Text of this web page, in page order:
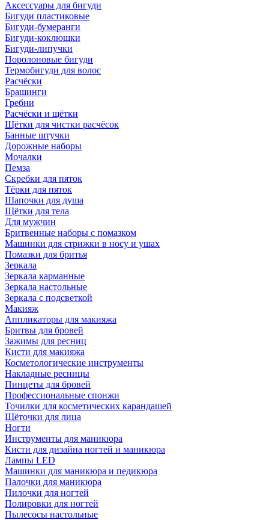
Аксессуары для бигуди
Бигуди пластиковые
Бигуди-бумеранги
Бигуди-коклюшки
Бигуди-липучки
Поролоновые бигуди
Термобигуди для волос
Расчёски
Брашинги
Гребни
Расчёски и щётки
Щётки для чистки расчёсок
Банные штучки
Дорожные наборы
Мочалки
Пемза
Скребки для пяток
Тёрки для пяток
Шапочки для душа
Щётки для тела
Для мужчин
Бритвенные наборы с помазком
Машинки для стрижки в носу и ушах
Помазки для бритья
Зеркала
Зеркала карманные
Зеркала настольные
Зеркала с подсветкой
Макияж
Аппликаторы для макияжа
Бритвы для бровей
Зажимы для ресниц
Кисти для макияжа
Косметологические инструменты
Накладные ресницы
Пинцеты для бровей
Профессиональные спонжи
Точилки для косметических карандашей
Щёточки для лица
Ногти
Инструменты для маникюра
Кисти для дизайна ногтей и маникюра
Лампы LED
Машинки для маникюра и педикюра
Палочки для маникюра
Пилочки для ногтей
Полировки для ногтей
Пылесосы настольные